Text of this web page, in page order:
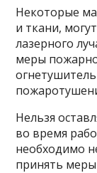
Некоторые
и ткани,
лазерного
меры
Нельзя
во время
необходимо
принять